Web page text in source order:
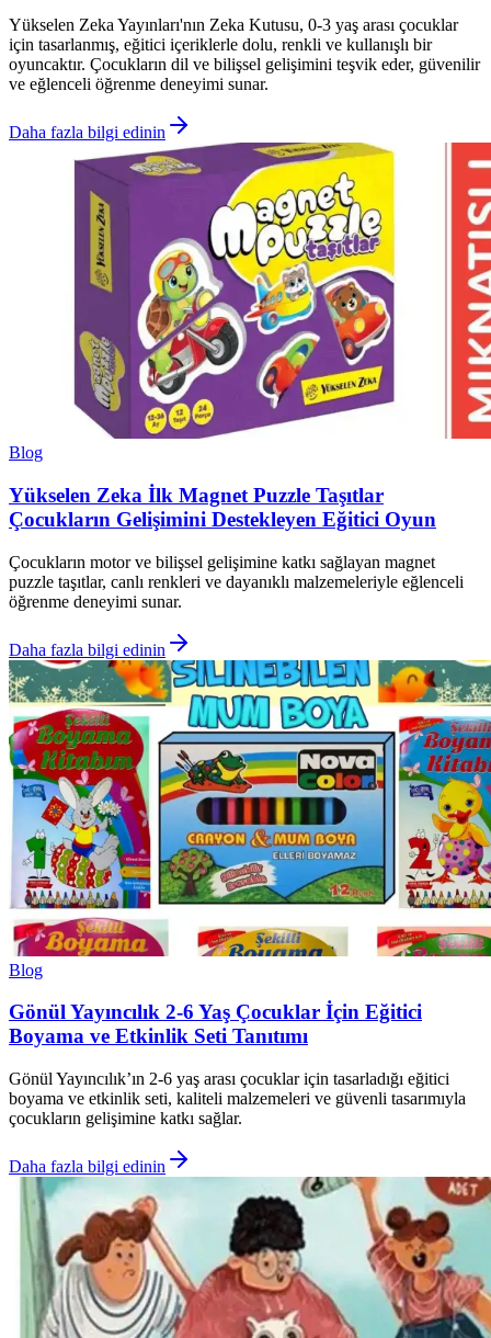
Yükselen Zeka Yayınları'nın Zeka Kutusu, 0-3 yaş arası çocuklar
için tasarlanmış, eğitici içeriklerle dolu, renkli ve kullanışlı bir
oyuncaktır. Çocukların dil ve bilişsel gelişimini teşvik eder, güvenilir
ve eğlenceli öğrenme deneyimi sunar.
Daha fazla bilgi edinin
Blog
Yükselen Zeka İlk Magnet Puzzle Taşıtlar
Çocukların Gelişimini Destekleyen Eğitici Oyun
Çocukların motor ve bilişsel gelişimine katkı sağlayan magnet
puzzle taşıtlar, canlı renkleri ve dayanıklı malzemeleriyle eğlenceli
öğrenme deneyimi sunar.
Daha fazla bilgi edinin
Blog
Gönül Yayıncılık 2-6 Yaş Çocuklar İçin Eğitici
Boyama ve Etkinlik Seti Tanıtımı
Gönül Yayıncılık’ın 2-6 yaş arası çocuklar için tasarladığı eğitici
boyama ve etkinlik seti, kaliteli malzemeleri ve güvenli tasarımıyla
çocukların gelişimine katkı sağlar.
Daha fazla bilgi edinin